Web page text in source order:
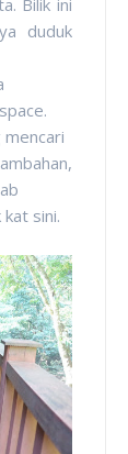
Bilik ini
duduk
sini.